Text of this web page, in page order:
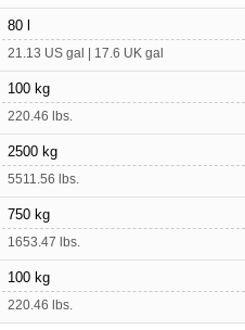
80 l
21.13 US gal | 17.6 UK gal
100 kg
220.46 lbs.
2500 kg
5511.56 lbs.
750 kg
1653.47 lbs.
100 kg
220.46 lbs.